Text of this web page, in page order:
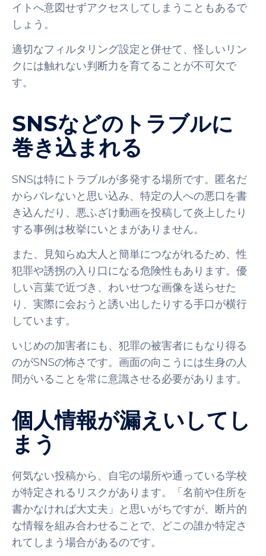
イトへ意図せずアクセスしてしまうこともあるで
しょう。
適切なフィルタリング設定と併せて、怪しいリン
クには触れない判断力を育てることが不可欠で
す。
SNSなどのトラブルに
巻き込まれる
SNSは特にトラブルが多発する場所です。匿名だ
からバレないと思い込み、特定の人への悪口を書
き込んだり、悪ふざけ動画を投稿して炎上したり
する事例は枚挙にいとまがありません。
また、見知らぬ大人と簡単につながれるため、性
犯罪や誘拐の入り口になる危険性もあります。優
しい言葉で近づき、わいせつな画像を送らせた
り、実際に会おうと誘い出したりする手口が横行
しています。
いじめの加害者にも、犯罪の被害者にもなり得る
のがSNSの怖さです。画面の向こうには生身の人
間がいることを常に意識させる必要があります。
個人情報が漏えいしてし
まう
何気ない投稿から、自宅の場所や通っている学校
が特定されるリスクがあります。「名前や住所を
書かなければ大丈夫」と思いがちですが、断片的
な情報を組み合わせることで、どこの誰か特定さ
れてしまう場合があるのです。